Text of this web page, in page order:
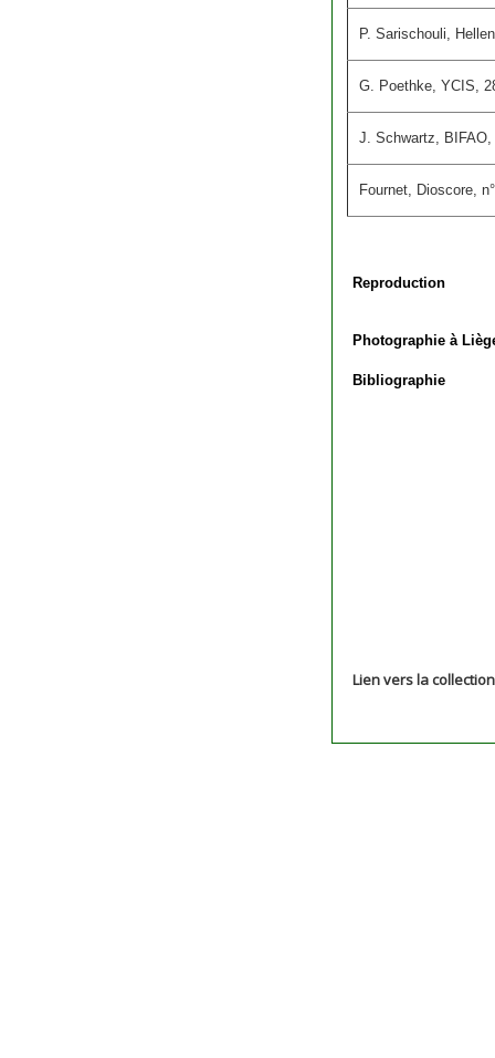
P. Sarischouli,
G. Poethke, YCIS,
J. Schwartz, BIFAO,
Fournet, Dioscore,
Reproduction
Photographie à
Bibliographie
Lien vers la